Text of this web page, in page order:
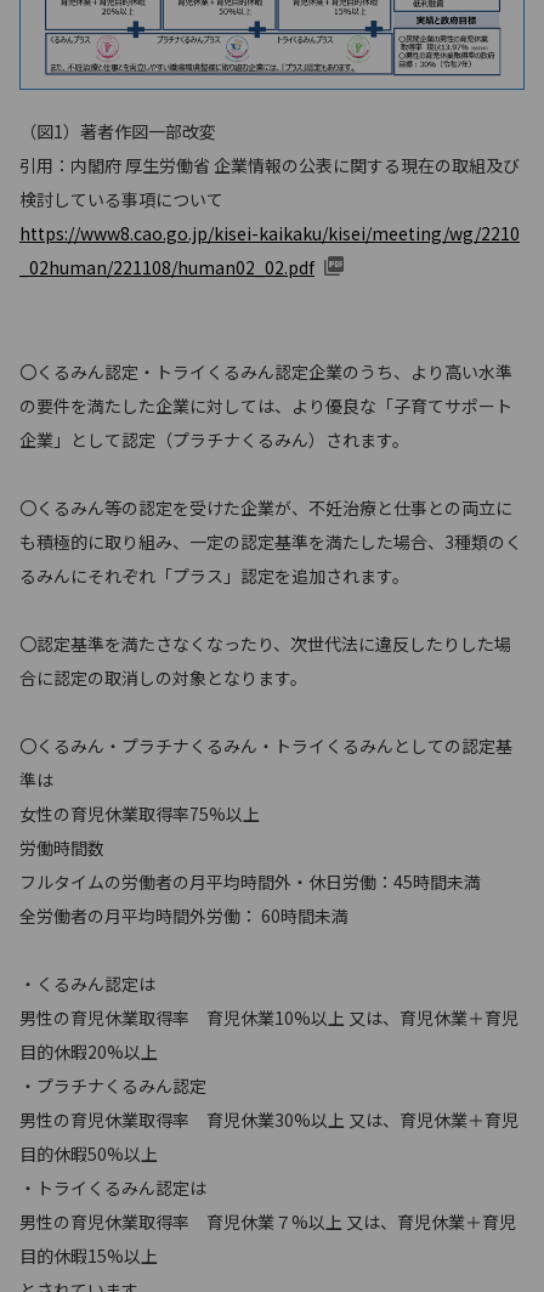
（図1）著者作図一部改変
引用：内閣府 厚生労働省 企業情報の公表に関する現在の取組及び
検討している事項について
https://www8.cao.go.jp/kisei-kaikaku/kisei/meeting/wg/2210
_02human/221108/human02_02.pdf
〇くるみん認定・トライくるみん認定企業のうち、より高い水準
の要件を満たした企業に対しては、より優良な「子育てサポート
企業」として認定（プラチナくるみん）されます。
〇くるみん等の認定を受けた企業が、不妊治療と仕事との両立に
も積極的に取り組み、一定の認定基準を満たした場合、3種類のく
るみんにそれぞれ「プラス」認定を追加されます。
〇認定基準を満たさなくなったり、次世代法に違反したりした場
合に認定の取消しの対象となります。
〇くるみん・プラチナくるみん・トライくるみんとしての認定基
準は
女性の育児休業取得率75%以上
労働時間数
フルタイムの労働者の月平均時間外・休日労働：45時間未満
全労働者の月平均時間外労働： 60時間未満
・くるみん認定は
男性の育児休業取得率 育児休業10%以上 又は、育児休業＋育児
目的休暇20%以上
・プラチナくるみん認定
男性の育児休業取得率 育児休業30%以上 又は、育児休業＋育児
目的休暇50%以上
・トライくるみん認定は
男性の育児休業取得率 育児休業７%以上 又は、育児休業＋育児
目的休暇15%以上